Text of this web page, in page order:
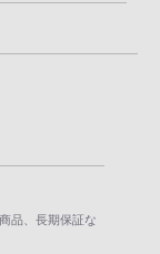
品、長期保証な